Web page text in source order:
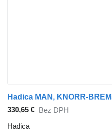
330,65 € Bez DPH
Hadica